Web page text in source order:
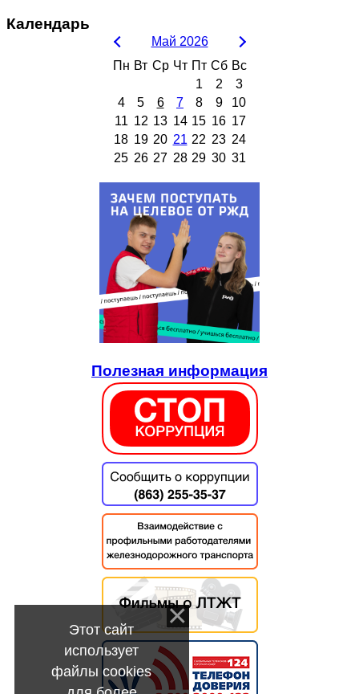
Календарь
Май 2026
Пн Вт Ср Чт Пт Сб Вс
1
2
3
4
5 6 7 8 9
10
11 12 13 14 15 16 17
18 19 20 21 22 23 24
25 26 27 28 29 30 31
Полезная информация
Этот сайт
использует
файлы cookies